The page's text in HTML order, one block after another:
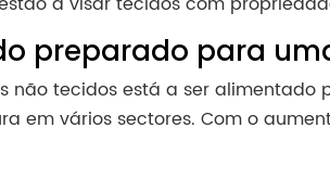
preparado para
tecidos está a ser
em vários sectores. Com o